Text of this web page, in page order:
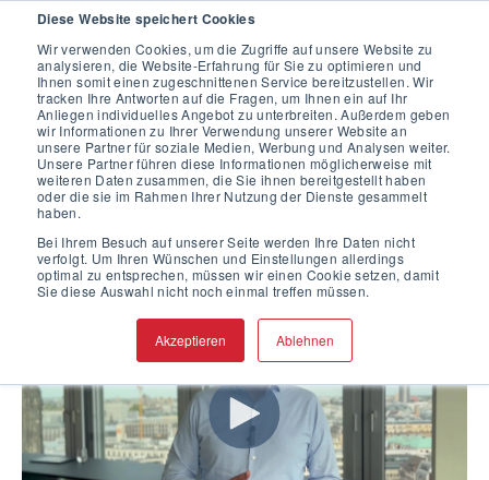
Diese Website speichert Cookies
Wir verwenden Cookies, um die Zugriffe auf unsere Website zu
analysieren, die Website-Erfahrung für Sie zu optimieren und
Ihnen somit einen zugeschnittenen Service bereitzustellen. Wir
tracken Ihre Antworten auf die Fragen, um Ihnen ein auf Ihr
Anliegen individuelles Angebot zu unterbreiten. Außerdem geben
wir Informationen zu Ihrer Verwendung unserer Website an
unsere Partner für soziale Medien, Werbung und Analysen weiter.
Unsere Partner führen diese Informationen möglicherweise mit
weiteren Daten zusammen, die Sie ihnen bereitgestellt haben
oder die sie im Rahmen Ihrer Nutzung der Dienste gesammelt
haben.
Bei Ihrem Besuch auf unserer Seite werden Ihre Daten nicht
verfolgt. Um Ihren Wünschen und Einstellungen allerdings
optimal zu entsprechen, müssen wir einen Cookie setzen, damit
Sie diese Auswahl nicht noch einmal treffen müssen.
Akzeptieren Ablehnen
Hinweisgeber-
System
All-I
n-
O
n
e-
S
er
vi
c
e